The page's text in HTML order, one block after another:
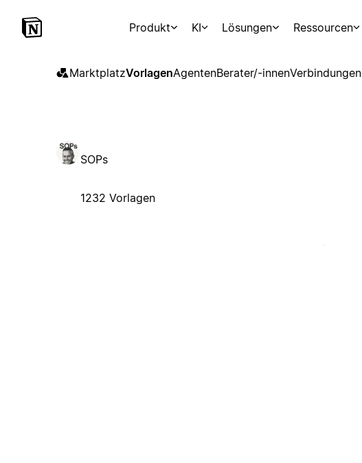
Produkt KI Lösungen Ressourcen
MarktplatzVorlagenAgentenBerater/-innenVerbindungen
SOPs
1232 Vorlagen